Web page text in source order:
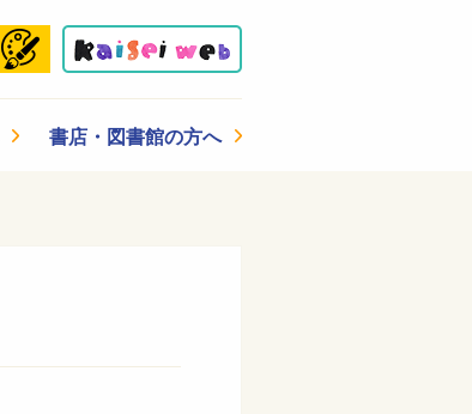
書店・図書館の方へ